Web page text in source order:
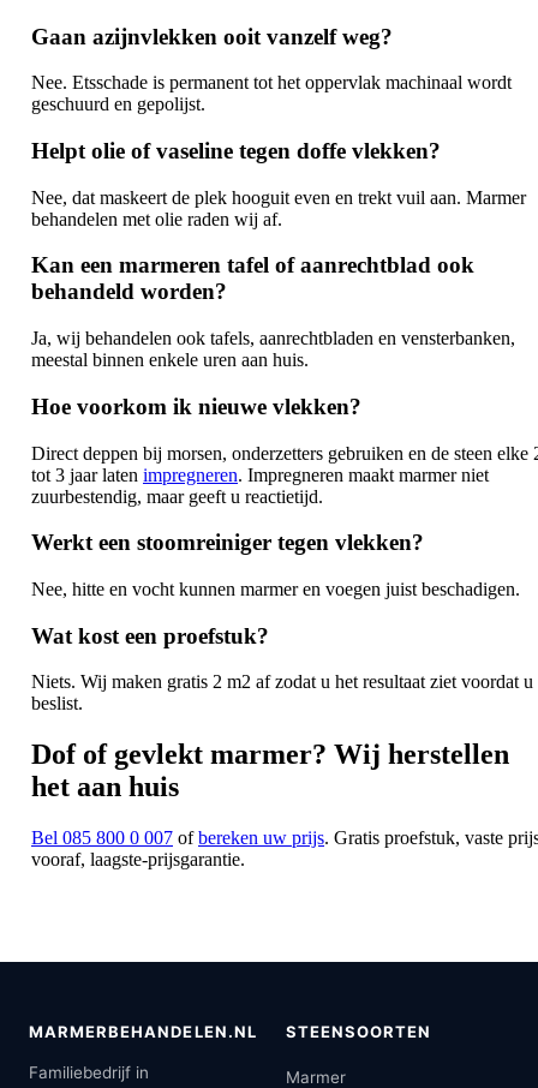
Gaan azijnvlekken ooit vanzelf weg?
Nee. Etsschade is permanent tot het oppervlak machinaal wordt
geschuurd en gepolijst.
Helpt olie of vaseline tegen doffe vlekken?
Nee, dat maskeert de plek hooguit even en trekt vuil aan. Marmer
behandelen met olie raden wij af.
Kan een marmeren tafel of aanrechtblad ook
behandeld worden?
Ja, wij behandelen ook tafels, aanrechtbladen en vensterbanken,
meestal binnen enkele uren aan huis.
Hoe voorkom ik nieuwe vlekken?
Direct deppen bij morsen, onderzetters gebruiken en de steen elke
tot 3 jaar laten impregneren. Impregneren maakt marmer niet
zuurbestendig, maar geeft u reactietijd.
Werkt een stoomreiniger tegen vlekken?
Nee, hitte en vocht kunnen marmer en voegen juist beschadigen.
Wat kost een proefstuk?
Niets. Wij maken gratis 2 m2 af zodat u het resultaat ziet voordat u
beslist.
Dof of gevlekt marmer? Wij herstellen
het aan huis
Bel 085 800 0 007 ofbereken uw prijs. Gratis proefstuk, vaste
vooraf, laagste-prijsgarantie.
MARMERBEHANDELEN.NL
Familiebedrijf in
STEENSOORTEN
Marmer